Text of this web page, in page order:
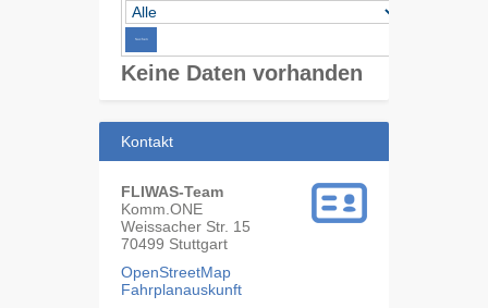
Keine Daten vorhanden
Kontakt
FLIWAS-Team
Komm.ONE
Weissacher Str. 15
70499 Stuttgart
OpenStreetMap
Fahrplanauskunft